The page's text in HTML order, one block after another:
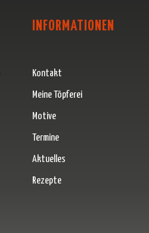
INFORMATIONEN
Kontakt
Meine Töpferei
Motive
Termine
Aktuelles
Rezepte